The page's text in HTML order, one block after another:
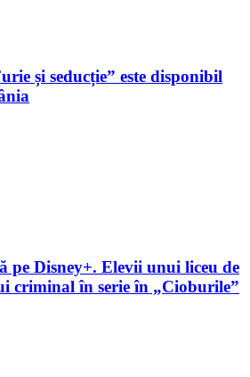
și seducție” este disponibil
Disney+. Elevii unui liceu de
criminal în serie în „Cioburile”